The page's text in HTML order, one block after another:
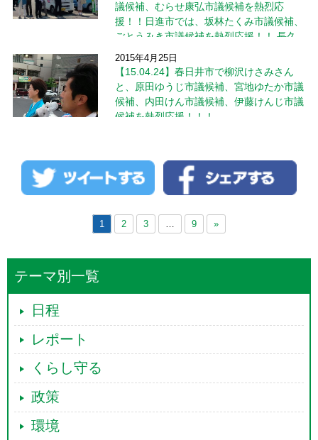
＼(^o^)／＼(^o^)／
議候補、むらせ康弘市議候補を熱烈応
援！！日進市では、坂林たくみ市議候補、
ごとうみき市議候補を熱烈応援！！ 長久
手市では、原田ひでとし市議候補、林みすず市議候補を熱烈応
援！！
４月２５日、豊明市の 郷うこん修市議候
補、むらせ康弘市議候補を くれまつ順子名
古屋市議とともに熱烈応援してきまし
所にもテレビカメラが来て ...続きを読む →
2015年4月25日
【15.04.24】春日井市で柳沢けさみさん
と、原田ゆうじ市議候補、宮地ゆたか市議
候補、内田けん市議候補、伊藤けんじ市議
候補を熱烈応援！！！
応援！！ 原田ゆうじ候補は３０歳で、障がい
者施設で働いていた福祉の心がある青年で
す！！ これまで頑張ってきた内藤富江さんと
1
2 3 … 9 »
テーマ別一覧
日程
レポート
くらし守る
政策
環境